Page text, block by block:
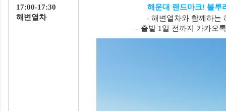
17:00-17:30
해변열차
해운대 랜드마크! 블루
- 해변열차와 함께하는
- 출발 1일 전까지 카카오